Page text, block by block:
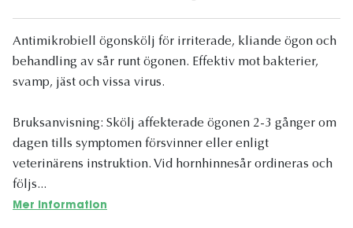
Antimikrobiell ögonskölj för irriterade, kliande ögon och
behandling av sår runt ögonen. Effektiv mot bakterier,
svamp, jäst och vissa virus.
Bruksanvisning: Skölj affekterade ögonen 2-3 gånger om
dagen tills symptomen försvinner eller enligt
veterinärens instruktion. Vid hornhinnesår ordineras och
följs...
Mer information